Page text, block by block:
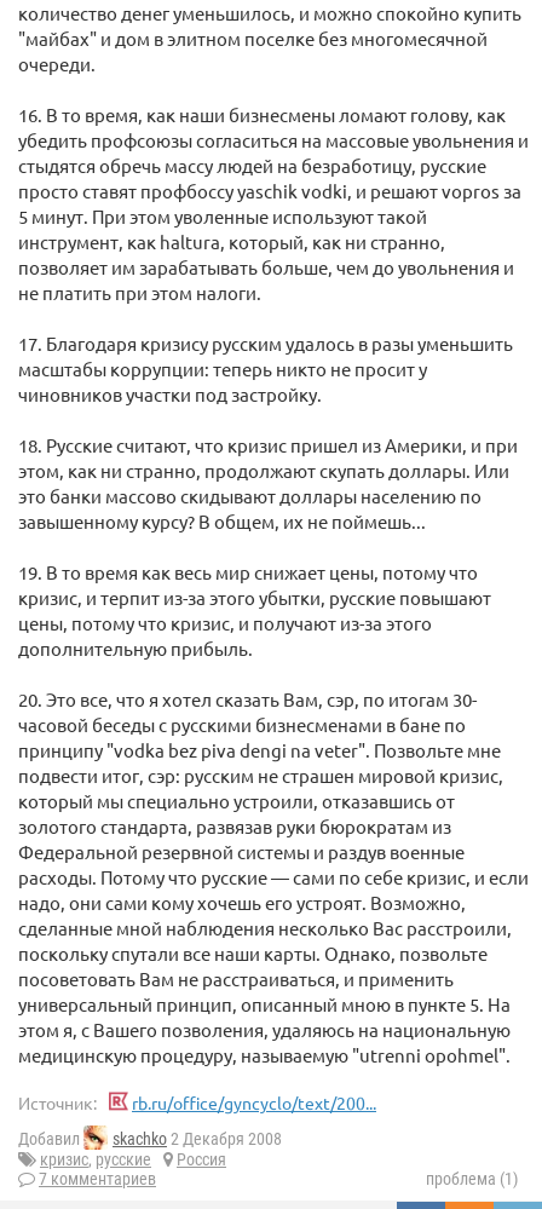
количество денег уменьшилось, и можно спокойно купить
"майбах" и дом в элитном поселке без многомесячной
очереди.
16. В то время, как наши бизнесмены ломают голову, как
убедить профсоюзы согласиться на массовые увольнения и
стыдятся обречь массу людей на безработицу, русские
просто ставят профбоссу yaschik vodki, и решают vopros за
5 минут. При этом уволенные используют такой
инструмент, как haltura, который, как ни странно,
позволяет им зарабатывать больше, чем до увольнения и
не платить при этом налоги.
17. Благодаря кризису русским удалось в разы уменьшить
масштабы коррупции: теперь никто не просит у
чиновников участки под застройку.
18. Русские считают, что кризис пришел из Америки, и при
этом, как ни странно, продолжают скупать доллары. Или
это банки массово скидывают доллары населению по
завышенному курсу? В общем, их не поймешь...
19. В то время как весь мир снижает цены, потому что
кризис, и терпит из-за этого убытки, русские повышают
цены, потому что кризис, и получают из-за этого
дополнительную прибыль.
20. Это все, что я хотел сказать Вам, сэр, по итогам 30-
часовой беседы с русскими бизнесменами в бане по
принципу "vodka bez piva dengi na veter". Позвольте мне
подвести итог, сэр: русским не страшен мировой кризис,
который мы специально устроили, отказавшись от
золотого стандарта, развязав руки бюрократам из
Федеральной резервной системы и раздув военные
расходы. Потому что русские — сами по себе кризис, и если
надо, они сами кому хочешь его устроят. Возможно,
сделанные мной наблюдения несколько Вас расстроили,
поскольку спутали все наши карты. Однако, позвольте
посоветовать Вам не расстраиваться, и применить
универсальный принцип, описанный мною в пункте 5. На
этом я, с Вашего позволения, удаляюсь на национальную
медицинскую процедуру, называемую "utrenni opohmel".
Источник: rb.ru/office/gyncyclo/text/200...
Добавил skachko2 Декабря 2008
кризис, русские
Россия
7 комментариев
проблема (1)